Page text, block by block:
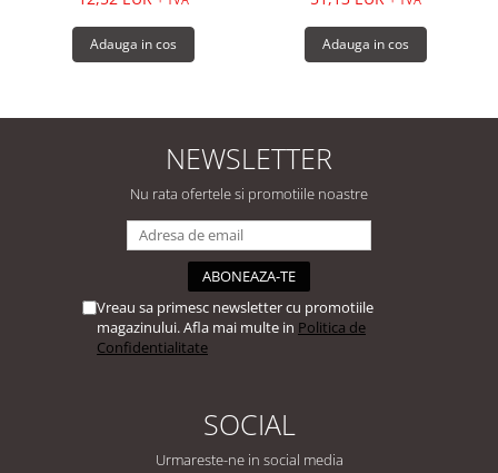
Adauga in cos Adauga in cos
NEWSLETTER
Nu rata ofertele si promotiile noastre
Vreau sa primesc newsletter cu promotiile
magazinului. Afla mai multe in Politica de
Confidentialitate
SOCIAL
Urmareste-ne in social media